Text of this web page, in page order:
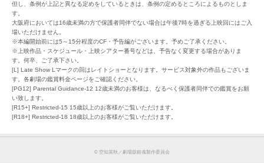
但し、条例が上記と異なる定めをしているときは、条例の定めるところによるものとしま
す。
大阪府においては16歳未満の方で保護者同伴でない場合は午後7時を過ぎる上映回にはご入
場いただけません。
※本編開始前には5～15分程度のCF・予告編がございます。予めご了承ください。
※上映作品・スケジュール・上映シアター番号などは、予告なく変更する場合がありま
す。何卒、ご了承下さい。
[L] Late Show Lマークの回はレイトショーとなります。サービス対象外の作品もございま
す。各劇場の鑑賞料金ページをご確認ください。
[PG12] Parental Guidance-12 12歳未満のお客様は、なるべく保護者同伴での鑑賞をお願
い致します。
[R15+] Restricted-15 15歳以上のお客様がご覧いただけます。
[R18+] Restricted-18 18歳以上のお客様がご覧いただけます。
© 空知英秋／劇場版銀魂製作委員会